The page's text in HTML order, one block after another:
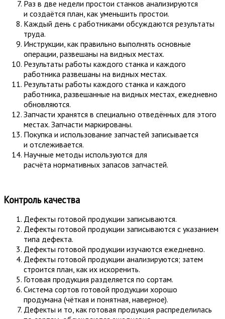
Раз в две недели простои станков анализируются
и создаётся план, как уменьшить простои.
Каждый день с работниками обсуждаются результаты
труда.
Инструкции, как правильно выполнять основные
операции, развешаны на видных местах.
Результаты работы каждого станка и каждого
работника развешаны на видных местах.
Результаты работы каждого станка и каждого
работника, развешанные на видных местах, ежедневно
обновляются.
Запчасти хранятся в специально отведённых для этого
местах. Запчасти маркированы.
Покупка и использование запчастей записывается
и отслеживается.
Научные методы используются для
расчёта нормативных запасов запчастей.
Контроль качества
Дефекты готовой продукции записываются.
Дефекты готовой продукции записываются с указанием
типа дефекта.
Дефекты готовой продукции изучаются ежедневно.
Дефекты готовой продукции анализируются; затем
строится план, как их искоренить.
Готовая продукция разделяется по сортам.
Система сортов готовой продукции хорошо
продумана (чёткая и понятная, наверное).
Дефекты и то, как готовая продукция распределилась